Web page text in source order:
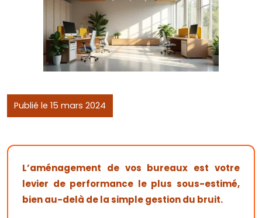
Publié le 15 mars 2024
L’aménagement de vos bureaux est votre
levier de performance le plus sous-estimé,
bien au-delà de la simple gestion du bruit.